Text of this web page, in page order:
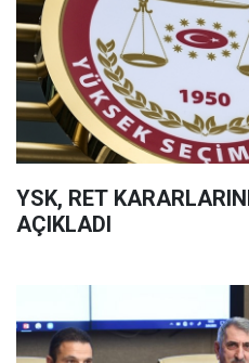
YSK, RET
AÇIKLADI